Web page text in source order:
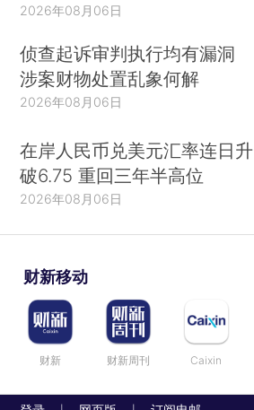
2026年08月06日
侦查起诉审判执行均有漏洞
涉案财物处置乱象何解
2026年08月06日
在岸人民币兑美元汇率连日升
破6.75 重回三年半高位
2026年08月06日
财新移动
财新 财新周刊 Caixin